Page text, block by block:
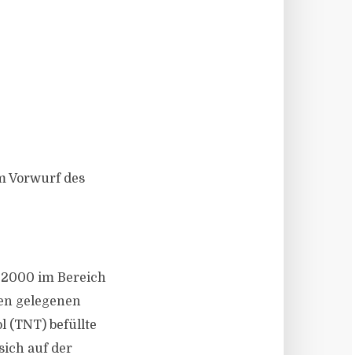
Vorwurf des
im Bereich
gelegenen
(TNT) befüllte
auf der